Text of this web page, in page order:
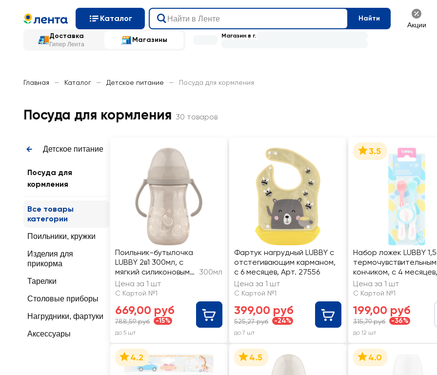
Каталог Найти
Акции
Доставка
Гипер Лента
Магазины Магазин в г.
Главная — Каталог — Детское питание — Посуда для кормления
Посуда для кормления 30 товаров
Детское питание
Посуда для
кормления
Все товары
категории
Поильники, кружки
Изделия для
прикорма
Тарелки
Столовые приборы
Нагрудники, фартуки
Аксессуары
Поильник-бутылочка
LUBBY 2в1 300мл, с
мягкий силиконовым
носиком и молочной
соской, с 3 месяцев
300мл
Цена за 1 шт
С Картой №1
669,00 руб
788,59 руб -15%
до 5 шт
Фартук нагрудный LUBBY с
отстегивающим карманом,
с 6 месяцев, Арт. 27556
Цена за 1 шт
С Картой №1
399,00 руб
525,27 руб -24%
до 7 шт
3.5
Набор ложек LUBBY
термочувствительным
кончиком, с 4
7318/10, 2шт
Цена за 1 шт
С Картой №1
199,00 руб
315,79 руб -36%
до 12 шт
4.2 4.5 4.0